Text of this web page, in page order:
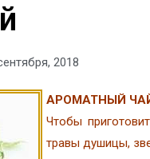
2018
АРОМАТНЫЙ
Чтобы
травы душицы,